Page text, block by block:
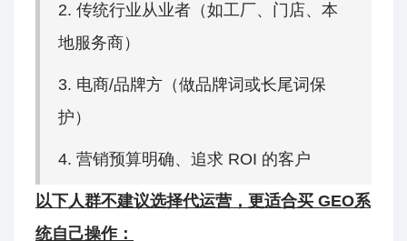
2. 传统行业从业者（如工厂、门店、本
地服务商）
3. 电商/品牌方（做品牌词或长尾词保
护）
4. 营销预算明确、追求 ROI 的客户
以下人群不建议选择代运营，更适合买 GEO系
统自己操作：